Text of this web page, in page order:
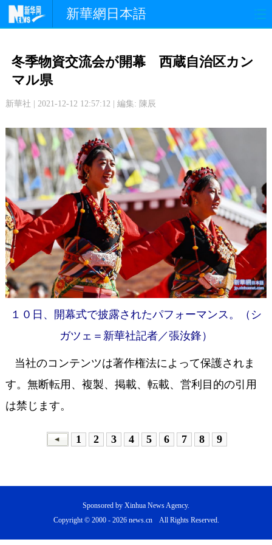
新華網日本語
文 化
中日交流 国 際
写 真
冬季物資交流会が開幕 西蔵自治区カン
マル県
新華社 | 2021-12-12 12:57:12 | 編集: 陳辰
１０日、開幕式で披露されたパフォーマンス。（シ
ガツェ＝新華社記者／張汝鋒）
当社のコンテンツは著作権法によって保護されま
す。無断転用、複製、掲載、転載、営利目的の引用
は禁じます。
1 2 3 4 5 6 7 8 9
Sponsored by Xinhua News Agency.
Copyright © 2000 - 2026 news.cn All Rights Reserved.